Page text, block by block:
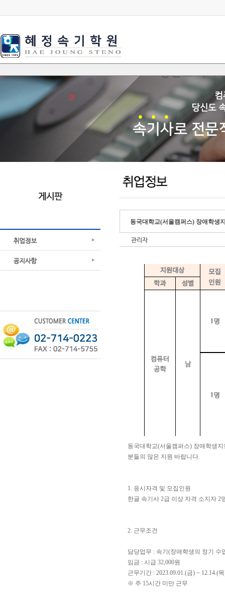
동국대학교(서울캠퍼스) 장애학생
관리자
동국대학교(서울캠퍼스) 장애학생
분들의 많은 지원 바랍니다.
1. 응시자격 및 모집인원
한글 속기사 2급 이상 자격 소지자 2
2. 근무조건
담당업무 : 속기(장애학생의 정기 수
임금 : 시급 32,000원
근무기간 : 2023.09.01.(금) ~ 12.14.(
※ 주 15시간 미만 근무